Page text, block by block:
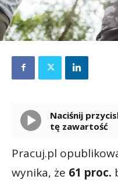
Naciśnij przycisk odtwarzania, aby odsłuchać
tę zawartość
Pracuj.pl
wynika, że 61 proc.